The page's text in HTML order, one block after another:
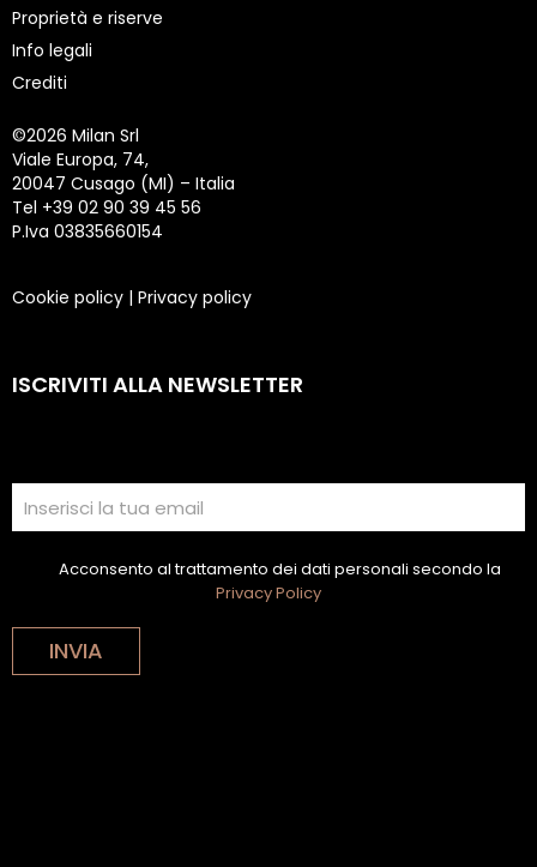
Proprietà e riserve
Info legali
Crediti
©2026 Milan Srl
Viale Europa, 74,
20047 Cusago (MI) – Italia
Tel +39 02 90 39 45 56
P.Iva 03835660154
Cookie policy | Privacy policy
ISCRIVITI ALLA NEWSLETTER
Acconsento al trattamento dei dati personali secondo la
Privacy Policy
INVIA